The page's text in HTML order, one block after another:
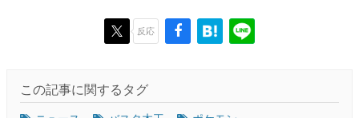
反応
この記事に関するタグ